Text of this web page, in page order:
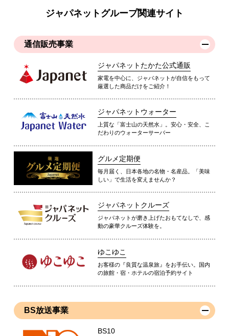
ジャパネットグループ関連サイト
通信販売事業
ジャパネットたかた公式通販
家電を中心に、ジャパネットが自信をもって
厳選した商品だけをご紹介！
ジャパネットウォーター
上質な「富士山の天然水」。安心・安全、こ
だわりのウォーターサーバー
グルメ定期便
毎月届く、日本各地の名物・名産品。「美味
しい」で生活を変えませんか？
ジャパネットクルーズ
ジャパネットが磨き上げたおもてなしで、感
動の豪華クルーズ体験を。
ゆこゆこ
お客様の『良質な温泉旅』をお手伝い。国内
の旅館・宿・ホテルの宿泊予約サイト
BS放送事業
BS10